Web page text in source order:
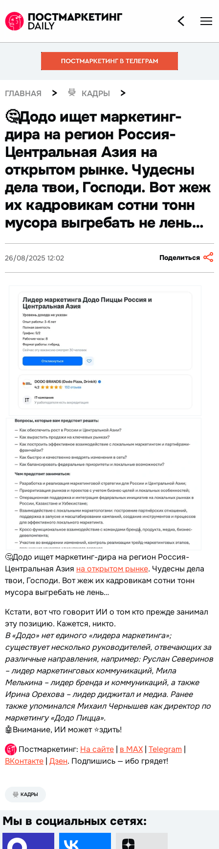
ГЛАВНАЯ > КАДРЫ >
🤔Додо ищет маркетинг-
дира на регион Россия-
Центральная Азия на
открытом рынке. Чудесны
дела твои, Господи. Вот жеж
их кадровикам сотни тонн
мусора выгребать не лень…
26/08/2025 12:02 Поделиться
🤔Додо ищет маркетинг-дира на регион Россия-
Центральная Азия на открытом рынке. Чудесны дела
твои, Господи. Вот жеж их кадровикам сотни тонн
мусора выгребать не лень…
Кстати, вот что говорит ИИ о том кто прежде занимал
эту позицию. Кажется, никто.
В «Додо» нет единого «лидера маркетинга»;
существует несколько руководителей, отвечающих за
различные направления, например: Руслан Северинов
– лидер маркетинговых коммуникаций, Мила
Мелькина – лидер бренда и коммуникаций, а также
Ирина Орехова – лидер диджитал и медиа. Ранее
также упоминался Михаил Чернышев как директор по
маркетингу «Додо Пицца».
🤖Внимание, ИИ может ⭐️здить!
Постмаркетинг: На сайте | в MAX | Telegram |
ВКонтакте | Дзен. Подпишись — ибо грядет!
КАДРЫ
Мы в социальных сетях: